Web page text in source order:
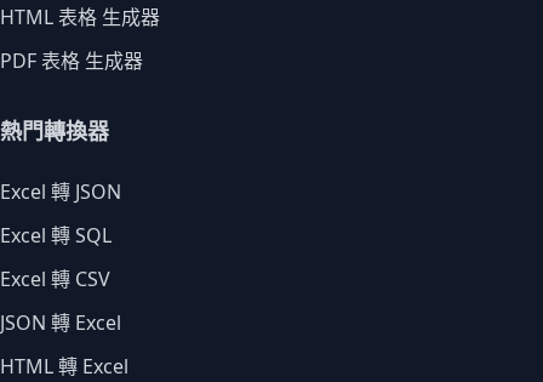
HTML 表格 生成器
PDF 表格 生成器
熱門轉換器
Excel 轉 JSON
Excel 轉 SQL
Excel 轉 CSV
JSON 轉 Excel
HTML 轉 Excel